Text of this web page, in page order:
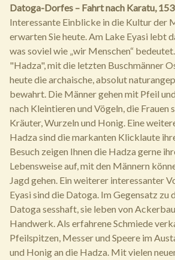
Datoga-Dorfes – Fahrt nach Karatu,
Interessante Einblicke in die Kultur der
erwarten Sie heute. Am Lake Eyasi lebt
was soviel wie „wir Menschen“
"Hadza", mit die letzten Buschmänner
heute die archaische, absolut
bewahrt. Die Männer gehen mit Pfeil
nach Kleintieren und Vögeln, die Frauen
Kräuter, Wurzeln und Honig. Eine
Hadza sind die markanten Klicklaute
Besuch zeigen Ihnen die Hadza gerne
Lebensweise auf, mit den Männern
Jagd gehen. Ein weiterer interessanter
Eyasi sind die Datoga. Im Gegensatz zu
Datoga sesshaft, sie leben von
Handwerk. Als erfahrene Schmiede
Pfeilspitzen, Messer und Speere im
und Honig an die Hadza. Mit vielen